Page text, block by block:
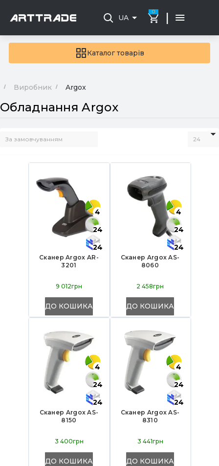
Каталог товарів
UA
0 |
Виробник Argox
Обладнання Argox
4
24
24
Сканер Argox AR-
3201
9 012грн
ДО КОШИКА
4
24
24
Сканер Argox AS-
8060
2 458грн
ДО КОШИКА
4
24
24
Сканер Argox AS-
8150
3 400грн
ДО КОШИКА
4
24
24
Сканер Argox AS-
8310
3 441грн
ДО КОШИКА